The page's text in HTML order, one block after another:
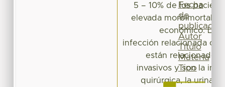
5 – 10% de los
elevada
económico. Los
infección relacionada
están relacionados
invasivos y son la
quirúrgica, la
Fecha
de
publicación
Autor
Título
Materia
Tipo